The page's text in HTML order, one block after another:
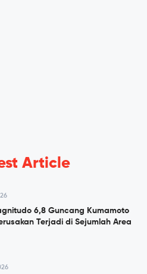
Article
6,8 Guncang Kumamoto
Terjadi di Sejumlah Area